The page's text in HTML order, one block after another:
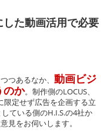
た動画活用で必要
つあるなか、 動画ビジ
のか。制作側のLOCUS、
限定せず広告を企画する立
ている側のH.I.S.の4社か
見をお伺いします。